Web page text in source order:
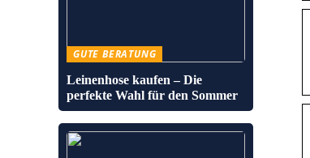
GUTE BERATUNG
Leinenhose kaufen – Die
perfekte Wahl für den Sommer